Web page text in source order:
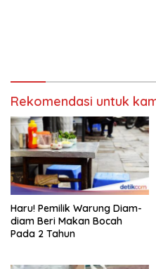
Rekomendasi untuk
Haru! Pemilik Warung Diam-
diam Beri Makan Bocah
Pada 2 Tahun